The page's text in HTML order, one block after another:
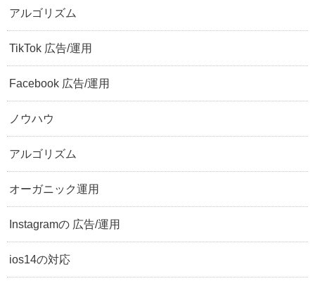
アルゴリズム
TikTok 広告/運用
Facebook 広告/運用
ノウハウ
アルゴリズム
オーガニック運用
Instagramの 広告/運用
ios14の対応